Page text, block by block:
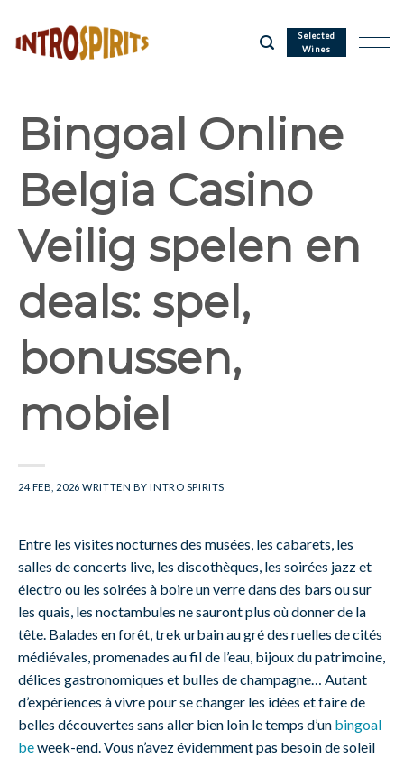
content
Selected
Wines
Bingoal Online
Belgia Casino
Veilig spelen en
deals: spel,
bonussen,
mobiel
24 FEB, 2026 WRITTEN BYINTRO SPIRITS
Entre les visites nocturnes des musées, les cabarets, les
salles de concerts live, les discothèques, les soirées jazz et
électro ou les soirées à boire un verre dans des bars ou sur
les quais, les noctambules ne sauront plus où donner de la
tête. Balades en forêt, trek urbain au gré des ruelles de cités
médiévales, promenades au fil de l’eau, bijoux du patrimoine,
délices gastronomiques et bulles de champagne… Autant
d’expériences à vivre pour se changer les idées et faire de
belles découvertes sans aller bien loin le temps d’un bingoal
beweek-end. Vous n’avez évidemment pas besoin de soleil